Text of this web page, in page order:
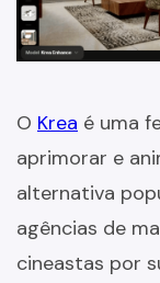
O Krea é uma
aprimorar e
alternativa
agências de
cineastas por